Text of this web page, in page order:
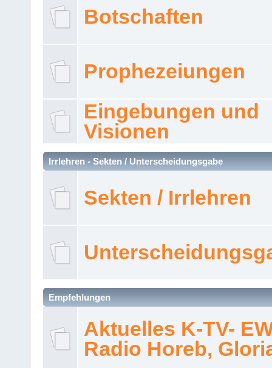
Botschaften
Prophezeiungen
Eingebungen und
Visionen
Irrlehren - Sekten / Unterscheidungsgabe
Sekten / Irrlehren
Empfehlungen
Aktuelles K-TV-
Radio Horeb,